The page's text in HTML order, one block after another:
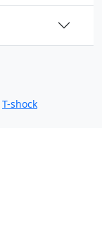
T-shock